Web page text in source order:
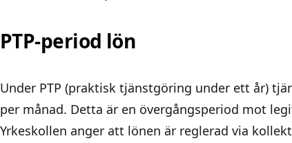
PTP-period lön
Under PTP (praktisk tjänstgöring under ett år)
per månad. Detta är en övergångsperiod mot
Yrkeskollen anger att lönen är reglerad via